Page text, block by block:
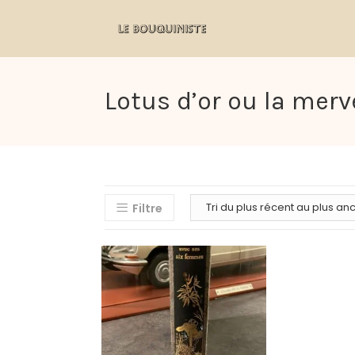
Lotus d’or ou la
Filtre